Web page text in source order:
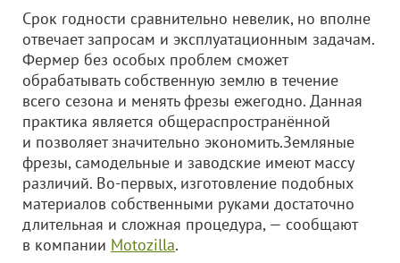
Срок годности сравнительно невелик, но вполне
отвечает запросам и эксплуатационным задачам.
Фермер без особых проблем сможет
обрабатывать собственную землю в течение
всего сезона и менять фрезы ежегодно. Данная
практика является общераспространённой
и позволяет значительно экономить.Земляные
фрезы, самодельные и заводские имеют массу
различий. Во-первых, изготовление подобных
материалов собственными руками достаточно
длительная и сложная процедура, — сообщают
в компании Motozilla.